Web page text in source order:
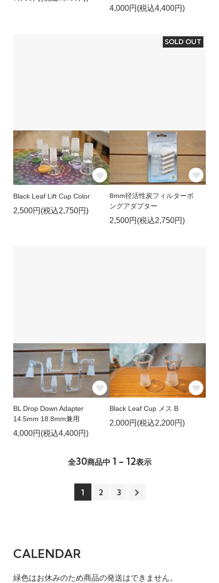
4,000円(税込4,400円)
Black Leaf Lift Cup Color
2,500円(税込2,750円)
SOLD OUT
8mm径活性炭フィルターボ
ングアダプター
2,500円(税込2,750円)
BL Drop Down Adapter
14.5mm 18.8mm兼用
4,000円(税込4,400円)
Black Leaf Cup メス B
2,000円(税込2,200円)
全30商品中 1 - 12表示
1 2 3
CALENDAR
緑色はお休みのため商品の発送はできません。